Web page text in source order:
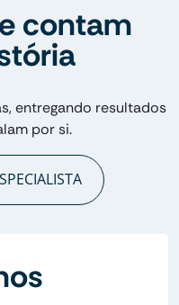
contam
entregando resultados
por si.